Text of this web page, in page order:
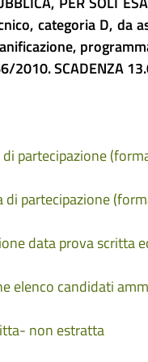
categoria D, da
2010. SCADENZA
partecipazione
partecipazione
data prova scritta
elenco candidati
non estratta